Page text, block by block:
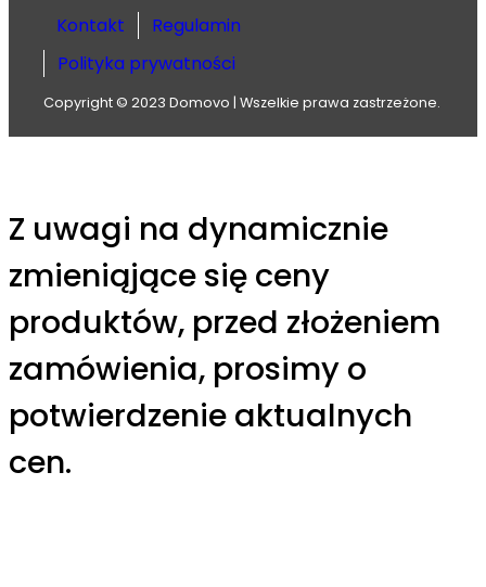
Kontakt
Regulamin
Polityka prywatności
Copyright © 2023 Domovo | Wszelkie prawa zastrzeżone.
Z uwagi na dynamicznie
zmieniąjące się ceny
produktów, przed złożeniem
zamówienia, prosimy o
potwierdzenie aktualnych
cen.